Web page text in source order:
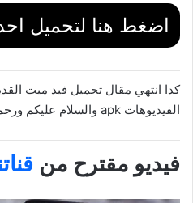
اضغط هنا لتحميل
الفيديوهات apk والسلام عليكم ورحمة الله وبركاتة.
فيديو مقترح من